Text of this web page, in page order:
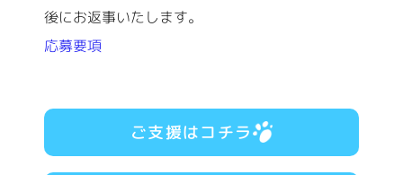
後にお返事いたします。
応募要項
ご支援はコチラ